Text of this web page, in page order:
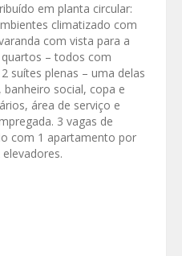
em planta circular:
climatizado com
com vista para a
– todos com
suítes plenas – uma delas
social, copa e
área de serviço e
3 vagas de
com 1 apartamento por